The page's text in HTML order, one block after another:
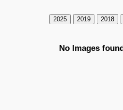
2025 2019 2018
No Images